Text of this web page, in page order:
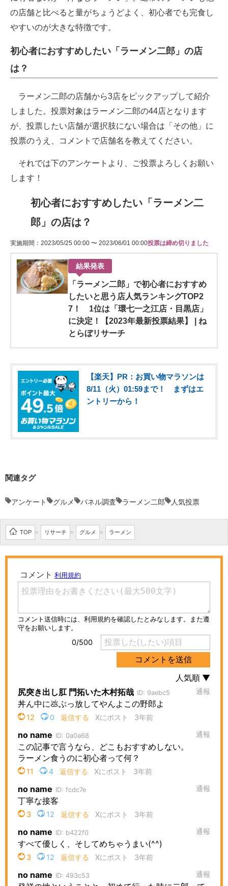
の店舗と比べると量がちょうどよく、初心者でも完食し
やすいのが大きな特徴です。
初心者におすすめしたい「ラーメン二郎」の店
は？
ラーメン二郎の店舗から3店をピックアップして紹介
しました。投票対象はラーメン二郎の44店となります
が、投票したい店舗が選択肢にない場合は「その他」に
投票のうえ、コメントで店舗名を教えてください。
それでは下のアンケートより、ご投票よろしくお願い
します！
初心者におすすめしたい「ラーメン二
郎」の店は？
実施期間：2023/05/25 00:00 〜 2023/06/01 00:00投票は締め切りました
結果発表
「ラーメン二郎」で初心者におすすめ
したいと思う店人気ランキングTOP2
7！ 1位は「環七一之江店・目黒店」
に決定！【2023年最新投票結果】 | ね
とらぼリサーチ
【楽天】PR：お買い物マラソンは
8/11（火）01:59まで！ まずはエ
ントリーから！
関連タグ
アンケート グルメ パネル調査 ラーメン二郎 人気投票
TOP > リサーチ > グルメ > ラーメン